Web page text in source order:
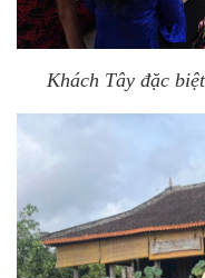
Khách Tây đặc